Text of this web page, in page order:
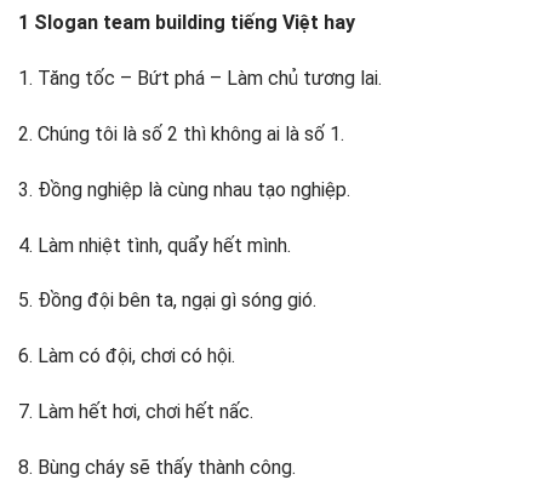
1 Slogan team building tiếng Việt hay
1. Tăng tốc – Bứt phá – Làm chủ tương lai.
2. Chúng tôi là số 2 thì không ai là số 1.
3. Đồng nghiệp là cùng nhau tạo nghiệp.
4. Làm nhiệt tình, quẩy hết mình.
5. Đồng đội bên ta, ngại gì sóng gió.
6. Làm có đội, chơi có hội.
7. Làm hết hơi, chơi hết nấc.
8. Bùng cháy sẽ thấy thành công.